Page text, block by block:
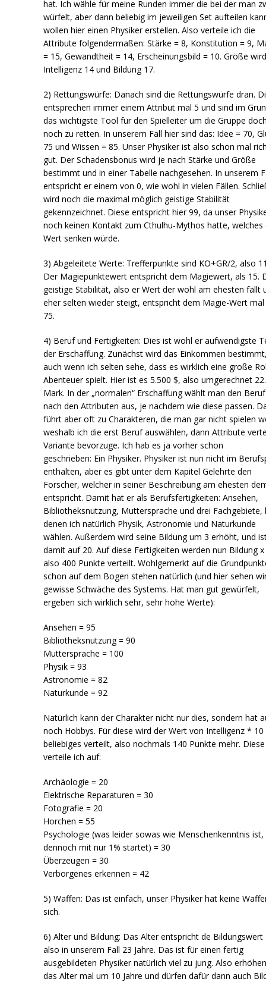
hat. Ich wähle für meine Runden immer die bei der man
würfelt, aber dann beliebig im jeweiligen Set aufteilen
wollen hier einen Physiker erstellen. Also verteile ich die
Attribute folgendermaßen: Stärke = 8, Konstitution = 9,
= 15, Gewandtheit = 14, Erscheinungsbild = 10. Größe
Intelligenz 14 und Bildung 17.
2) Rettungswürfe: Danach sind die Rettungswürfe dran.
entsprechen immer einem Attribut mal 5 und sind im
das wichtigste Tool für den Spielleiter um die Gruppe
noch zu retten. In unserem Fall hier sind das: Idee = 70,
75 und Wissen = 85. Unser Physiker ist also schon mal
gut. Der Schadensbonus wird je nach Stärke und Größe
bestimmt und in einer Tabelle nachgesehen. In unserem
entspricht er einem von 0, wie wohl in vielen Fällen.
wird noch die maximal möglich geistige Stabilität
gekennzeichnet. Diese entspricht hier 99, da unser
noch keinen Kontakt zum Cthulhu-Mythos hatte, welches
Wert senken würde.
3) Abgeleitete Werte: Trefferpunkte sind KO+GR/2, also
Der Magiepunktewert entspricht dem Magiewert, als 15.
geistige Stabilität, also er Wert der wohl am ehesten fällt
eher selten wieder steigt, entspricht dem Magie-Wert mal
75.
4) Beruf und Fertigkeiten: Dies ist wohl er aufwendigste
der Erschaffung. Zunächst wird das Einkommen
auch wenn ich selten sehe, dass es wirklich eine große
Abenteuer spielt. Hier ist es 5.500 $, also umgerechnet
Mark. In der „normalen“ Erschaffung wählt man den Beruf
nach den Attributen aus, je nachdem wie diese passen.
führt aber oft zu Charakteren, die man gar nicht spielen
weshalb ich die erst Beruf auswählen, dann Attribute
Variante bevorzuge. Ich hab es ja vorher schon
geschrieben: Ein Physiker. Physiker ist nun nicht im
enthalten, aber es gibt unter dem Kapitel Gelehrte den
Forscher, welcher in seiner Beschreibung am ehesten
entspricht. Damit hat er als Berufsfertigkeiten: Ansehen,
Bibliotheksnutzung, Muttersprache und drei Fachgebiete,
denen ich natürlich Physik, Astronomie und Naturkunde
wählen. Außerdem wird seine Bildung um 3 erhöht, und
damit auf 20. Auf diese Fertigkeiten werden nun Bildung
also 400 Punkte verteilt. Wohlgemerkt auf die
schon auf dem Bogen stehen natürlich (und hier sehen
gewisse Schwäche des Systems. Hat man gut gewürfelt,
ergeben sich wirklich sehr, sehr hohe Werte):
Ansehen = 95
Bibliotheksnutzung = 90
Muttersprache = 100
Physik = 93
Astronomie = 82
Naturkunde = 92
Natürlich kann der Charakter nicht nur dies, sondern hat
noch Hobbys. Für diese wird der Wert von Intelligenz *
beliebiges verteilt, also nochmals 140 Punkte mehr. Diese
verteile ich auf:
Archäologie = 20
Elektrische Reparaturen = 30
Fotografie = 20
Horchen = 55
Psychologie (was leider sowas wie Menschenkenntnis ist,
dennoch mit nur 1% startet) = 30
Überzeugen = 30
Verborgenes erkennen = 42
5) Waffen: Das ist einfach, unser Physiker hat keine
sich.
6) Alter und Bildung: Das Alter entspricht de Bildungswert
also in unserem Fall 23 Jahre. Das ist für einen fertig
ausgebildeten Physiker natürlich viel zu jung. Also
das Alter mal um 10 Jahre und dürfen dafür dann auch